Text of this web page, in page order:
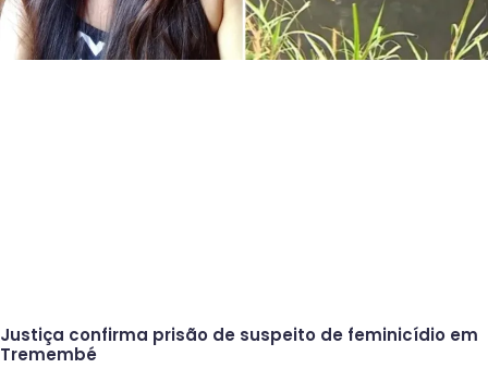
Justiça confirma prisão de suspeito de feminicídio em
Tremembé